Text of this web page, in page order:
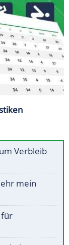
Verbleib
mein
für